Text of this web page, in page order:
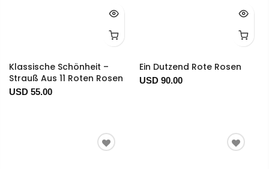
Klassische Schönheit –
Strauß Aus 11 Roten Rosen
USD 55.00
Ein Dutzend Rote Rosen
USD 90.00